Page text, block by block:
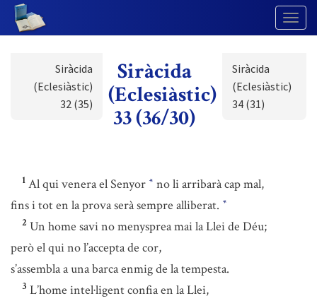
Siràcida
(Eclesiàstic)
32 (35)
Siràcida
(Eclesiàstic)
33 (36/30)
Siràcida
(Eclesiàstic)
34 (31)
1 Al qui venera el Senyor * no li arribarà cap mal,
fins i tot en la prova serà sempre alliberat. *
2 Un home savi no menysprea mai la Llei de Déu;
però el qui no l’accepta de cor,
s’assembla a una barca enmig de la tempesta.
3 L’home intel·ligent confia en la Llei,